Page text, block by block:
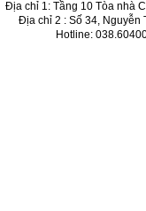
Địa chỉ 1: Tầng 10 Tòa nhà
Địa chỉ 2 : Số 34, Nguyễn
Hotline: